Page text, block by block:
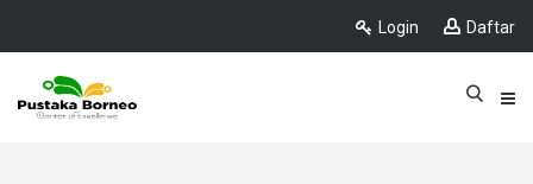
Login Daftar